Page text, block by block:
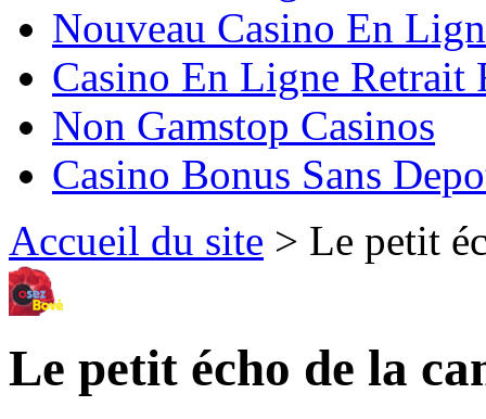
Nouveau Casino En
Casino En Ligne Retrait
Non Gamstop Casinos
Casino Bonus Sans
Accueil du site > Le petit
Le petit écho de la